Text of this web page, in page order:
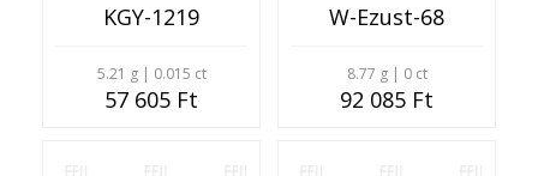
KGY-1219
5.21 g | 0.015 ct
57 605 Ft
W-Ezust-68
8.77 g | 0 ct
92 085 Ft